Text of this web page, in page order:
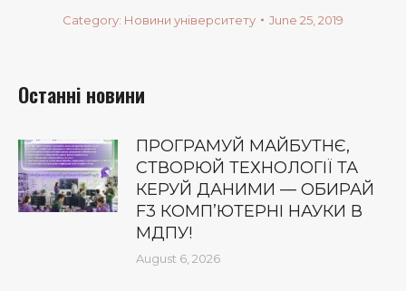
Category: Новини університету June 25, 2019
Останні новини
ПРОГРАМУЙ МАЙБУТНЄ,
СТВОРЮЙ ТЕХНОЛОГІЇ ТА
КЕРУЙ ДАНИМИ — ОБИРАЙ
F3 КОМП’ЮТЕРНІ НАУКИ В
МДПУ!
August 6, 2026